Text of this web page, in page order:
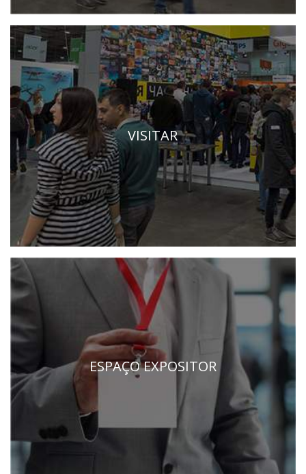
VISITAR
ESPAÇO EXPOSITOR